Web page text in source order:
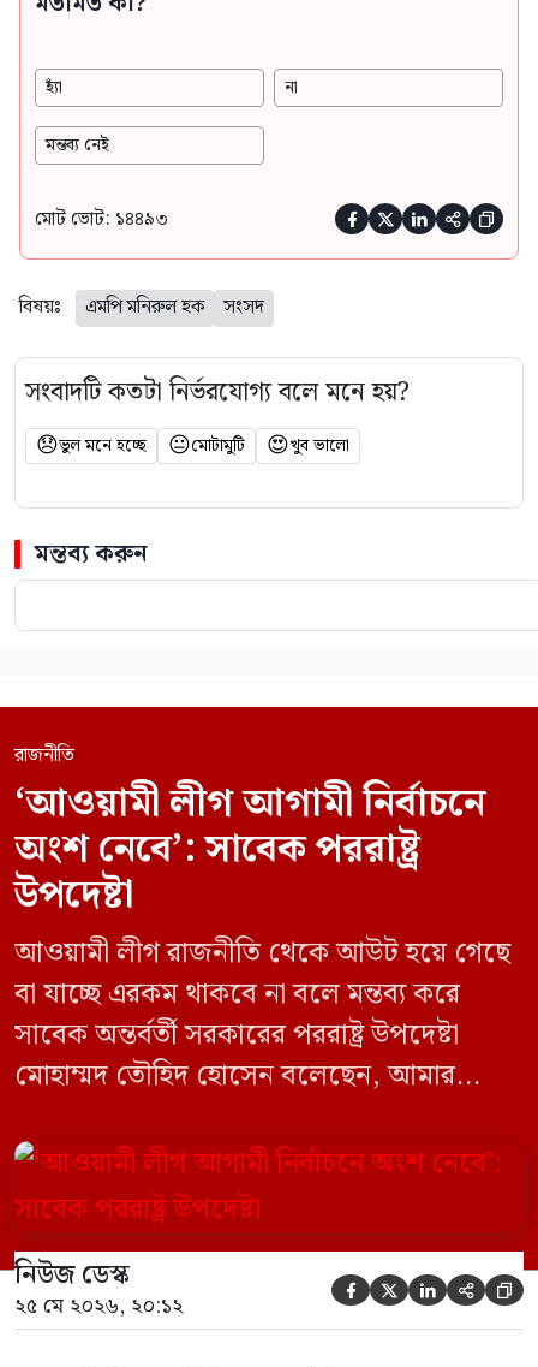
হ্যাঁ না
মন্তব্য নেই
মোট ভোট: ১৪৪৯৩     
বিষয়ঃ এমপি মনিরুল হক সংসদ
সংবাদটি কতটা নির্ভরযোগ্য বলে মনে হয়?
😞ভুল মনে হচ্ছে 😐মোটামুটি 😍খুব ভালো
মন্তব্য করুন
রাজনীতি
‘আওয়ামী লীগ আগামী নির্বাচনে
অংশ নেবে’: সাবেক পররাষ্ট্র
উপদেষ্টা
আওয়ামী লীগ রাজনীতি থেকে আউট হয়ে গেছে
বা যাচ্ছে এরকম থাকবে না বলে মন্তব্য করে
সাবেক অন্তর্বর্তী সরকারের পররাষ্ট্র উপদেষ্টা
মোহাম্মদ তৌহিদ হোসেন বলেছেন, আমার
নির্বাচনে অংশ নেবে। সম্প্রতি দেশের একটি
বেসরকারি টেলিভিশনে দেয়া সাক্ষাৎকারে তিনি
এসব কথা বলেন। আওয়ামী লীগ সরকারের সময়
হওয়া অত্যাচার-নিপীড়ন মানুষ ভুলে যাবে এমন
[…]
নিউজ ডেস্ক
২৫ মে ২০২৬, ২০:১২     